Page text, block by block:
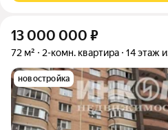
13 000 000 ₽
72 м² 2-комн. квартира 14 этаж
новостройка